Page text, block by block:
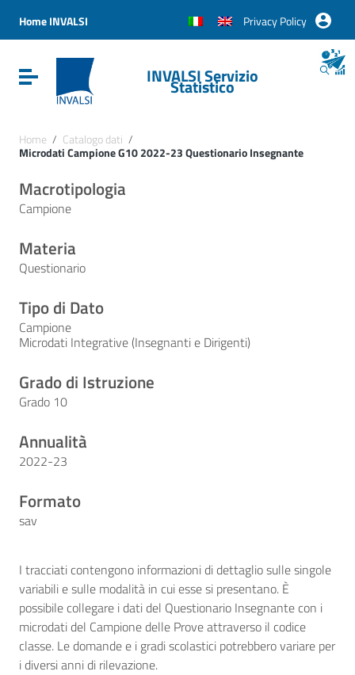
Vai al menu di navigazione
Vai al footer
Home INVALSI Privacy Policy
Attiva / disattiva la navigazioneINVALSI Servizio
Statistico
Home / Catalogo dati /
Microdati Campione G10 2022-23 Questionario Insegnante
Macrotipologia
Campione
Materia
Questionario
Tipo di Dato
Campione
Microdati Integrative (Insegnanti e Dirigenti)
Grado di Istruzione
Grado 10
Annualità
2022-23
Formato
sav
I tracciati contengono informazioni di dettaglio sulle singole
variabili e sulle modalità in cui esse si presentano. È
possibile collegare i dati del Questionario Insegnante con i
microdati del Campione delle Prove attraverso il codice
classe. Le domande e i gradi scolastici potrebbero variare per
i diversi anni di rilevazione.